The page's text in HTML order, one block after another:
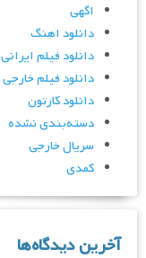
اگهی
دانلود اهنگ
دانلود فیلم ایرانی
دانلود فیلم خارجی
دانلود کارتون
دسته‌بندی نشده
سریال خارجی
کمدی
آخرین دیدگاه‌ها